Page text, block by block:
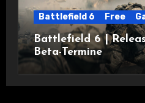
Battlefield 6 Free
Battlefield 6 |
Beta-Termine